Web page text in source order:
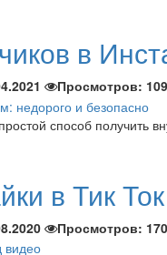
в
Просмотров:
способ получить
в Тик
Просмотров: